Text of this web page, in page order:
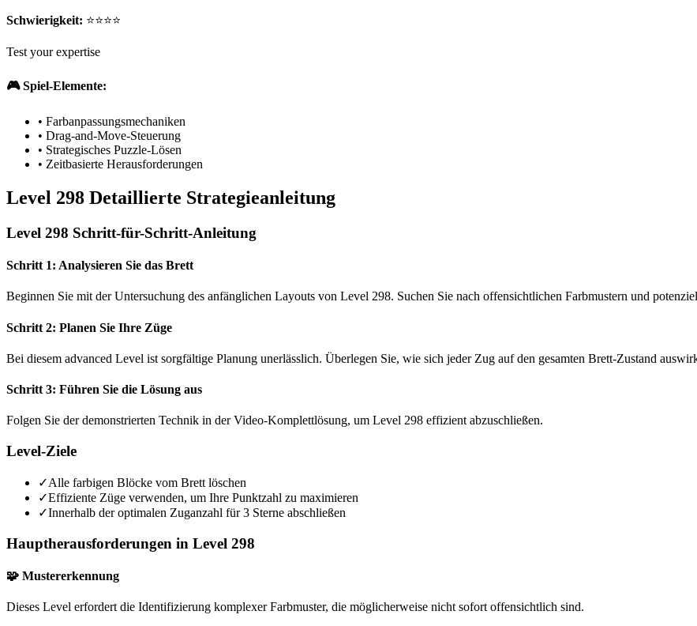
Schwierigkeit: ⭐⭐⭐⭐
Test your expertise
🎮 Spiel-Elemente:
• Farbanpassungsmechaniken
• Drag-and-Move-Steuerung
• Strategisches Puzzle-Lösen
• Zeitbasierte Herausforderungen
Level 298 Detaillierte Strategieanleitung
Level 298 Schritt-für-Schritt-Anleitung
Schritt 1: Analysieren Sie das Brett
Beginnen Sie mit der Untersuchung des anfänglichen Layouts von Level 298. Suchen Sie nach offensichtlichen Farbmustern und
Schritt 2: Planen Sie Ihre Züge
Bei diesem advanced Level ist sorgfältige Planung unerlässlich. Überlegen Sie, wie sich jeder Zug auf den gesamten Brett-Zustand
Schritt 3: Führen Sie die Lösung aus
Folgen Sie der demonstrierten Technik in der Video-Komplettlösung, um Level 298 effizient abzuschließen.
Level-Ziele
✓Alle farbigen Blöcke vom Brett löschen
✓Effiziente Züge verwenden, um Ihre Punktzahl zu maximieren
✓Innerhalb der optimalen Zuganzahl für 3 Sterne abschließen
Hauptherausforderungen in Level 298
🧩 Mustererkennung
Dieses Level erfordert die Identifizierung komplexer Farbmuster, die möglicherweise nicht sofort offensichtlich sind.